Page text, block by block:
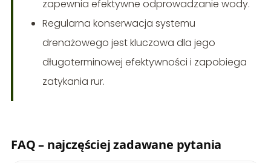
zapewnia efektywne odprowadzanie wody.
Regularna konserwacja systemu
drenażowego jest kluczowa dla jego
długoterminowej efektywności i zapobiega
zatykania rur.
FAQ – najczęściej zadawane pytania